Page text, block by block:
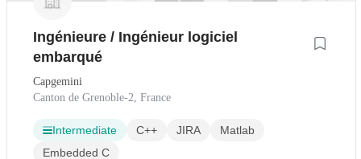
Ingénieure / Ingénieur logiciel
embarqué
Capgemini
Canton de Grenoble-2, France
Intermediate C++ JIRA
Matlab
Embedded C